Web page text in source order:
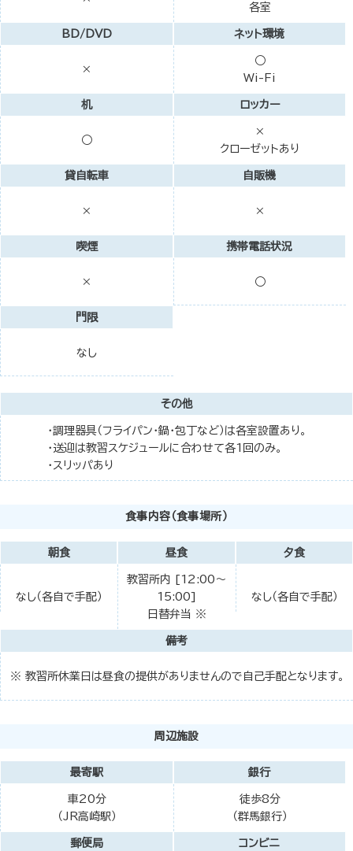
各室
BD/DVD
×
ネット環境
○
Wi-Fi
机
○
ロッカー
×
クローゼットあり
貸自転車
×
自販機
×
喫煙
×
携帯電話状況
○
門限
なし
その他
・調理器具（フライパン・鍋・包丁など）は各室設置あり。
・送迎は教習スケジュールに合わせて各1回のみ。
・スリッパあり
食事内容（食事場所）
朝食
なし（各自で手配）
昼食
教習所内 [12:00～
15:00]
日替弁当 ※
夕食
なし（各自で手配）
備考
※ 教習所休業日は昼食の提供がありませんので自己手配となります。
周辺施設
最寄駅
車20分
（JR高崎駅）
銀行
徒歩8分
（群馬銀行）
郵便局 コンビニ